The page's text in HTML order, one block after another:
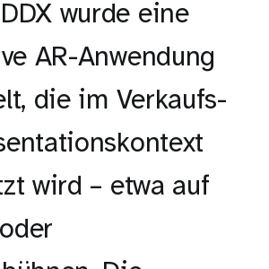
wurde eine
AR-Anwendung
die im Verkaufs-
wird – etwa auf